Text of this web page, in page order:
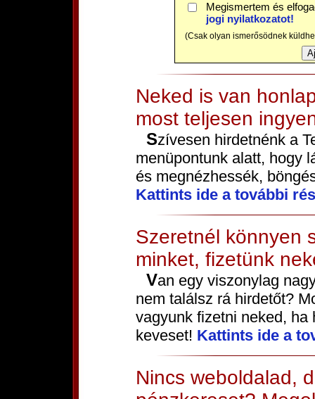
Megismertem és
jogi nyilatkozatot!
(Csak olyan ismerősödnek
Neked is van
most teljesen
Szívesen hirdetnénk a
menüpontunk alatt, hogy
és megnézhessék,
Kattints ide a további
Szeretnél könnyen
minket, fizetünk
Van egy viszonylag nagy látogatottságú weboldalad, de
nem találsz rá hirdetőt?
vagyunk fizetni neked,
keveset! Kattints ide a
Nincs weboldalad,